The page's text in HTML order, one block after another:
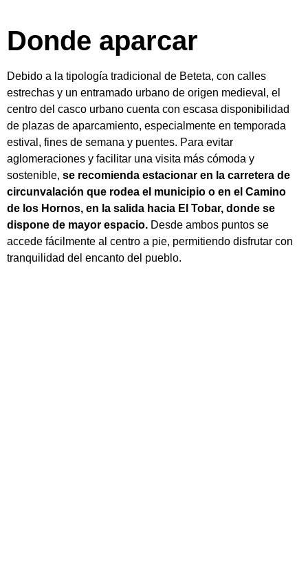
Donde aparcar
Debido a la tipología tradicional de Beteta, con calles
estrechas y un entramado urbano de origen medieval, el
centro del casco urbano cuenta con escasa disponibilidad
de plazas de aparcamiento, especialmente en temporada
estival, fines de semana y puentes. Para evitar
aglomeraciones y facilitar una visita más cómoda y
sostenible, se recomienda estacionar en la carretera de
circunvalación que rodea el municipio o en el Camino
de los Hornos, en la salida hacia El Tobar, donde se
dispone de mayor espacio. Desde ambos puntos se
accede fácilmente al centro a pie, permitiendo disfrutar con
tranquilidad del encanto del pueblo.